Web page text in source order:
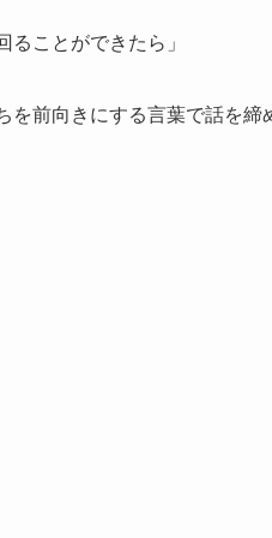
ことができたら」
前向きにする言葉で話を締